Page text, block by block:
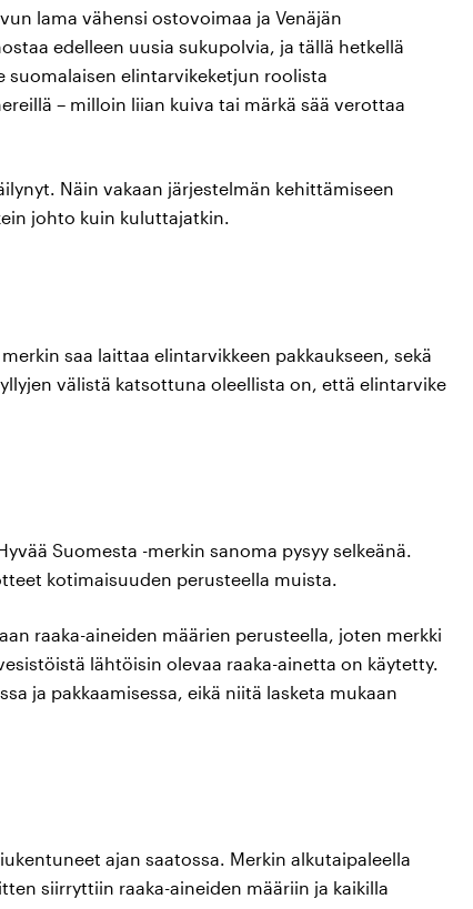
lama vähensi ostovoimaa ja Venäjän
edelleen uusia sukupolvia, ja tällä hetkellä
suomalaisen elintarvikeketjun roolista
– milloin liian kuiva tai märkä sää verottaa
Näin vakaan järjestelmän kehittämiseen
johto kuin kuluttajatkin.
saa laittaa elintarvikkeen pakkaukseen, sekä
välistä katsottuna oleellista on, että elintarvike
Suomesta -merkin sanoma pysyy selkeänä.
kotimaisuuden perusteella muista.
raaka-aineiden määrien perusteella, joten merkki
lähtöisin olevaa raaka-ainetta on käytetty.
ja pakkaamisessa, eikä niitä lasketa mukaan
ajan saatossa. Merkin alkutaipaleella
siirryttiin raaka-aineiden määriin ja kaikilla